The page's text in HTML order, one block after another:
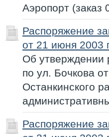
Аэропорт
Распоряжение
от 21 июня 2003
Об утверждении
по ул. Бочкова
Останкинского
Распоряжение